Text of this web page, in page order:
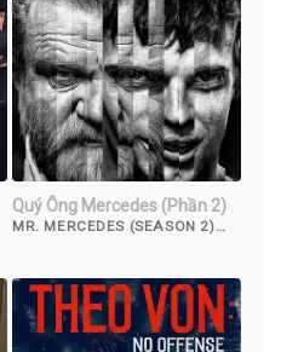
Quý Ông Mercedes (Phần 2)
MR. MERCEDES (SEASON 2)